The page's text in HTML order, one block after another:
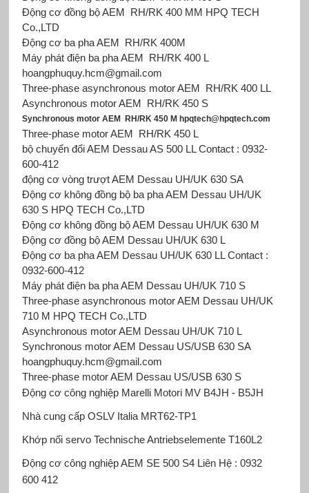
Động cơ đồng bộ AEM RH/RK 400 MM HPQ TECH
Co.,LTD
Động cơ ba pha AEM RH/RK 400M
Máy phát điện ba pha AEM RH/RK 400 L
hoangphuquy.hcm@gmail.com
Three-phase asynchronous motor AEM RH/RK 400 LL
Asynchronous motor AEM RH/RK 450 S
Synchronous motor AEM RH/RK 450 M hpqtech@hpqtech.com
Three-phase motor AEM RH/RK 450 L
bộ chuyển đổi AEM Dessau AS 500 LL Contact : 0932-
600-412
động cơ vòng trượt AEM Dessau UH/UK 630 SA
Động cơ không đồng bộ ba pha AEM Dessau UH/UK
630 S HPQ TECH Co.,LTD
Động cơ không đồng bộ AEM Dessau UH/UK 630 M
Động cơ đồng bộ AEM Dessau UH/UK 630 L
Động cơ ba pha AEM Dessau UH/UK 630 LL Contact :
0932-600-412
Máy phát điện ba pha AEM Dessau UH/UK 710 S
Three-phase asynchronous motor AEM Dessau UH/UK
710 M HPQ TECH Co.,LTD
Asynchronous motor AEM Dessau UH/UK 710 L
Synchronous motor AEM Dessau US/USB 630 SA
hoangphuquy.hcm@gmail.com
Three-phase motor AEM Dessau US/USB 630 S
Động cơ công nghiệp Marelli MotoriMV B4JH - B5JH
Nhà cung cấp OSLV ItaliaMRT62-TP1
Khớp nối servo Technische AntriebselementeT160L2
Động cơ công nghiệp AEM SE 500 S4 Liên Hệ : 0932
600 412